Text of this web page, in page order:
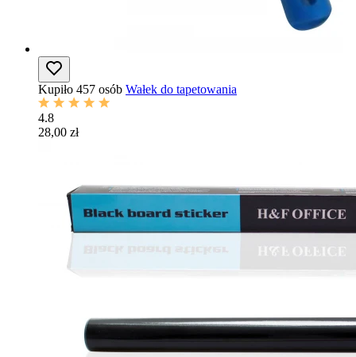
Kupiło 457 osób Wałek do tapetowania
4.8
28,00 zł